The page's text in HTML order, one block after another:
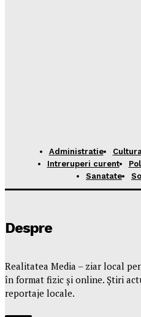
Administratie
Intreruperi curent
Sanatate
Despre
Realitatea Media – ziar local
în format fizic și online. Știri
reportaje locale.